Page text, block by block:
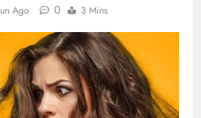
Ago 0 3 Mins